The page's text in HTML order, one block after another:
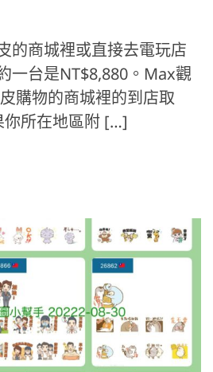
的商城裡或直接去電玩店
一台是NT$8,880。Max觀
購物的商城裡的到店取
你所在地區附 […]